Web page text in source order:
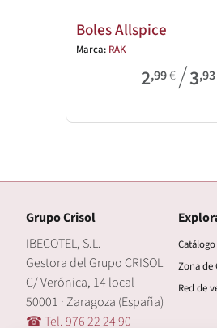
Boles Allspice
Marca: RAK
2,99€/3,93
Grupo Crisol
IBECOTEL, S.L.
Gestora del Grupo CRISOL
C/ Verónica, 14 local
50001 · Zaragoza (España)
☎ Tel. 976 22 24 90
Catálogo
Zona de
Red de